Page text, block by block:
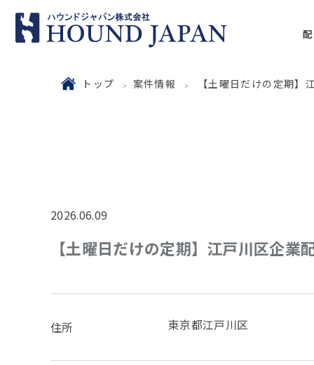
トップ 案件情報 【土曜日だけの定期】
2026.06.09
【土曜日だけの定期】江戸川区企業
住所 東京都江戸川区